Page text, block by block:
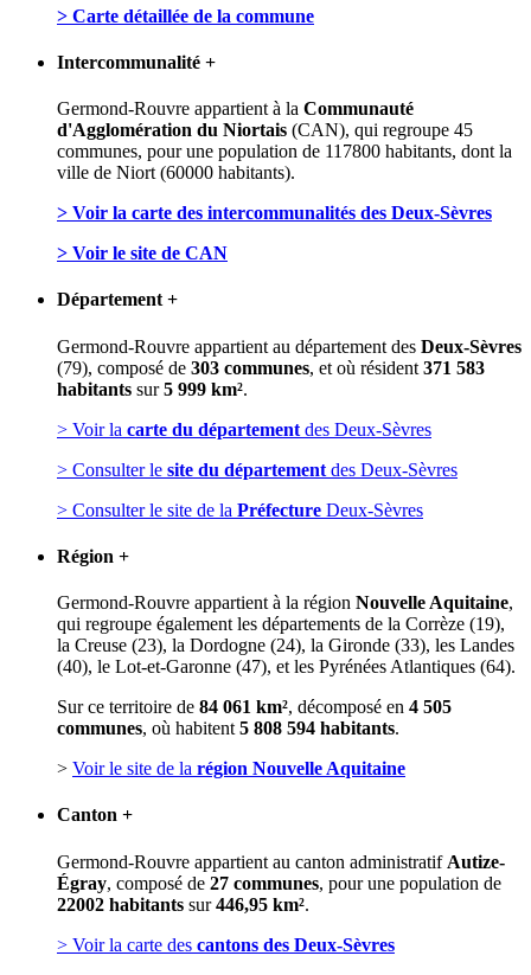
> Carte détaillée de la commune
Intercommunalité +
Germond-Rouvre appartient à la Communauté
d'Agglomération du Niortais (CAN), qui regroupe 45
communes, pour une population de 117800 habitants, dont la
ville de Niort (60000 habitants).
> Voir la carte des intercommunalités des Deux-Sèvres
> Voir le site de CAN
Département+
Germond-Rouvre appartient au département des Deux-Sèvres
(79), composé de 303 communes, et où résident 371 583
habitants sur5 999 km².
> Voir la carte du département des Deux-Sèvres
> Consulter le site du département des Deux-Sèvres
> Consulter le site de la Préfecture Deux-Sèvres
Région +
Germond-Rouvre appartient à la région Nouvelle Aquitaine,
qui regroupe également les départements de la Corrèze (19),
la Creuse (23), la Dordogne (24), la Gironde (33), les Landes
(40), le Lot-et-Garonne (47), et les Pyrénées Atlantiques (64).
Sur ce territoire de 84 061 km², décomposé en 4 505
communes, où habitent 5 808 594 habitants.
> Voir le site de la région Nouvelle Aquitaine
Canton +
Germond-Rouvre appartient au canton administratif Autize-
Égray, composé de 27 communes, pour une population de
22002 habitants sur446,95 km².
> Voir la carte des cantons des Deux-Sèvres